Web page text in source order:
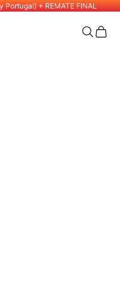
Portugal) + REMATE FINAL
Search
Cart